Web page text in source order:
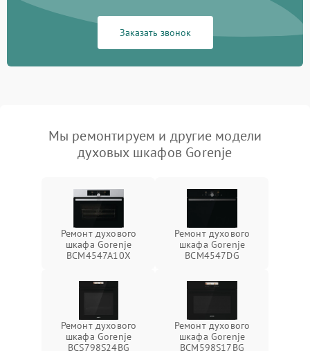
Заказать звонок
Мы ремонтируем и другие модели
духовых шкафов Gorenje
Ремонт духового
шкафа Gorenje
BCM4547A10X
Ремонт духового
шкафа Gorenje
BCM4547DG
Ремонт духового
шкафа Gorenje
BCS798S24BG
Ремонт духового
шкафа Gorenje
BCM598S17BG